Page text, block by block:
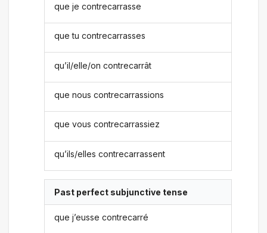
que je contrecarrasse
que tu contrecarrasses
qu’il/elle/on contrecarrât
que nous contrecarrassions
que vous contrecarrassiez
qu’ils/elles contrecarrassent
Past perfect subjunctive tense
que j’eusse contrecarré